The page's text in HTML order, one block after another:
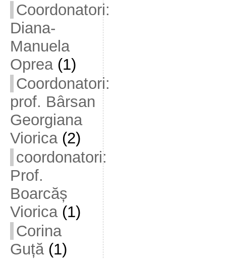
Coordonatori:
Diana-
Manuela
Oprea(1)
Coordonatori:
prof. Bârsan
Georgiana
Viorica(2)
coordonatori:
Prof.
Boarcăș
Viorica(1)
Corina
Guță(1)